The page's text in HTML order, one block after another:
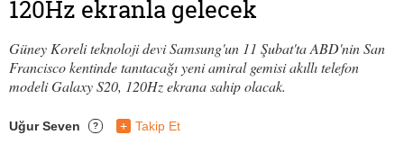
120Hz ekranla gelecek
Güney Koreli teknoloji devi Samsung'un 11 Şubat'ta ABD'nin San
Francisco kentinde tanıtacağı yeni amiral gemisi akıllı telefon
modeli Galaxy S20, 120Hz ekrana sahip olacak.
Uğur Seven ? + Takip Et